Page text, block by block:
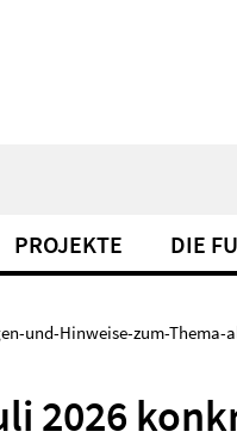
PROJEKTE DIE
und-Hinweise-zum-Thema-
2026